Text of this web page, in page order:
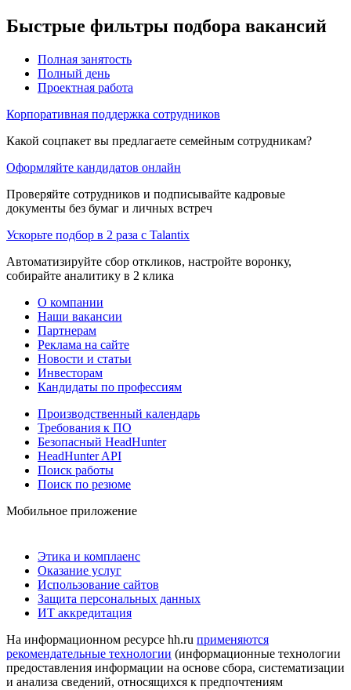
Быстрые фильтры подбора вакансий
Полная занятость
Полный день
Проектная работа
Корпоративная поддержка сотрудников
Какой соцпакет вы предлагаете семейным сотрудникам?
Оформляйте кандидатов онлайн
Проверяйте сотрудников и подписывайте кадровые
документы без бумаг и личных встреч
Ускорьте подбор в 2 раза с Talantix
Автоматизируйте сбор откликов, настройте воронку,
собирайте аналитику в 2 клика
О компании
Наши вакансии
Партнерам
Реклама на сайте
Новости и статьи
Инвесторам
Кандидаты по профессиям
Производственный календарь
Требования к ПО
Безопасный HeadHunter
HeadHunter API
Поиск работы
Поиск по резюме
Мобильное приложение
Этика и комплаенс
Оказание услуг
Использование сайтов
Защита персональных данных
ИТ аккредитация
На информационном ресурсе hh.ru применяются
рекомендательные технологии (информационные технологии
предоставления информации на основе сбора, систематизации
и анализа сведений, относящихся к предпочтениям